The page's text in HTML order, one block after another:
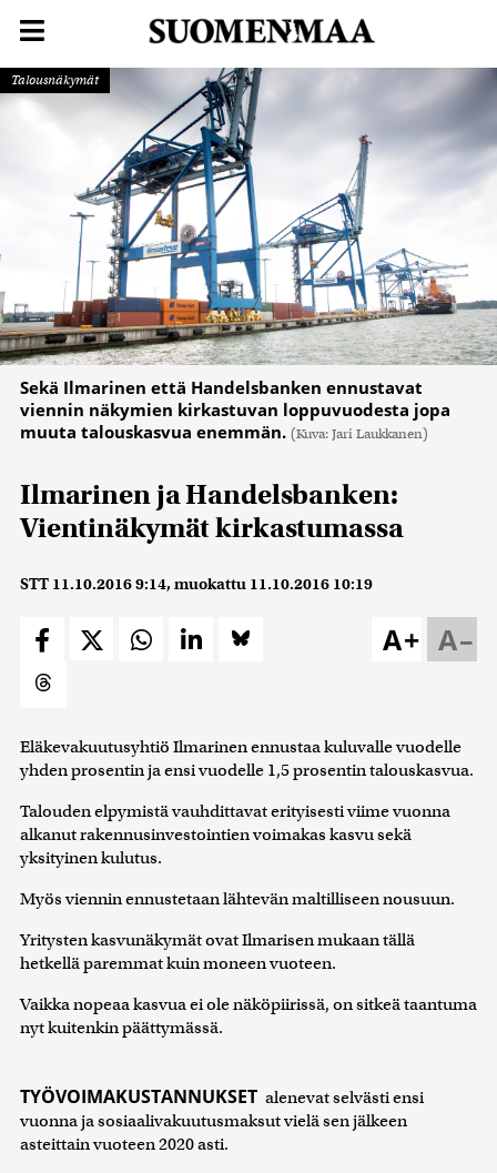
Talousnäkymät
Sekä Ilmarinen että Handelsbanken ennustavat
viennin näkymien kirkastuvan loppuvuodesta jopa
muuta talouskasvua enemmän. (Kuva: Jari Laukkanen)
Ilmarinen ja Handelsbanken:
Vientinäkymät kirkastumassa
STT 11.10.2016 9:14, muokattu 11.10.2016 10:19
A–
A+
Eläkevakuutusyhtiö Ilmarinen ennustaa kuluvalle vuodelle
yhden prosentin ja ensi vuodelle 1,5 prosentin talouskasvua.
Talouden elpymistä vauhdittavat erityisesti viime vuonna
alkanut rakennusinvestointien voimakas kasvu sekä
yksityinen kulutus.
Myös viennin ennustetaan lähtevän maltilliseen nousuun.
Yritysten kasvunäkymät ovat Ilmarisen mukaan tällä
hetkellä paremmat kuin moneen vuoteen.
Vaikka nopeaa kasvua ei ole näköpiirissä, on sitkeä taantuma
nyt kuitenkin päättymässä.
TYÖVOIMAKUSTANNUKSET alenevat selvästi ensi
vuonna ja sosiaalivakuutusmaksut vielä sen jälkeen
asteittain vuoteen 2020 asti.